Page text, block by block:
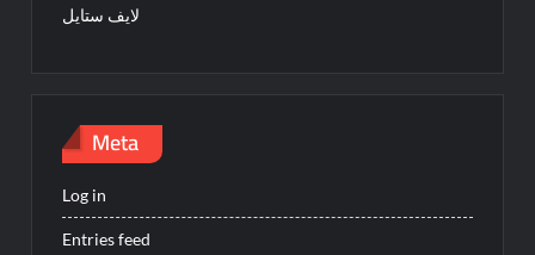
لايف ستايل
Meta
Log in
Entries feed